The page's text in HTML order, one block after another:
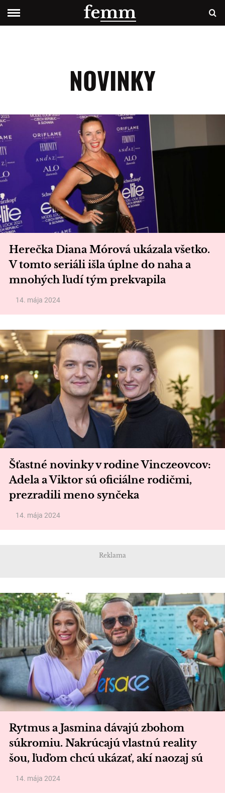
NOVINKY
Herečka Diana Mórová ukázala všetko.
V tomto seriáli išla úplne do naha a
mnohých ľudí tým prekvapila
14. mája 2024
Šťastné novinky v rodine Vinczeovcov:
Adela a Viktor sú oficiálne rodičmi,
prezradili meno synčeka
14. mája 2024
Reklama
Rytmus a Jasmina dávajú zbohom
súkromiu. Nakrúcajú vlastnú reality
šou, ľuďom chcú ukázať, akí naozaj sú
14. mája 2024